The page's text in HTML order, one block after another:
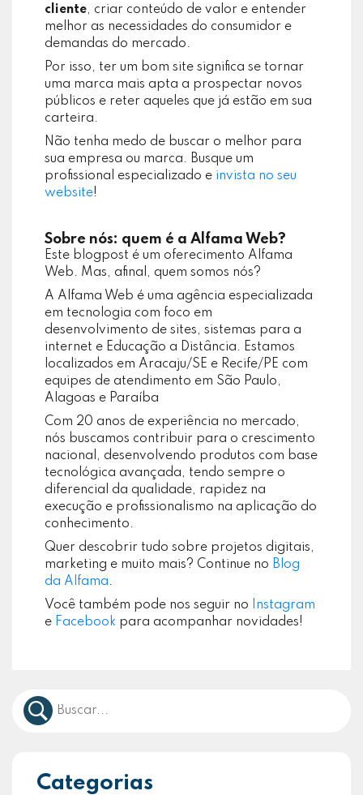
cliente, criar conteúdo de valor e entender
melhor as necessidades do consumidor e
demandas do mercado.
Por isso, ter um bom site significa se tornar
uma marca mais apta a prospectar novos
públicos e reter aqueles que já estão em sua
carteira.
Não tenha medo de buscar o melhor para
sua empresa ou marca. Busque um
profissional especializado e invista no seu
website!
Sobre nós: quem é a Alfama Web?
Este blogpost é um oferecimento Alfama
Web. Mas, afinal, quem somos nós?
A Alfama Web é uma agência especializada
em tecnologia com foco em
desenvolvimento de sites, sistemas para a
internet e Educação a Distância. Estamos
localizados em Aracaju/SE e Recife/PE com
equipes de atendimento em São Paulo,
Alagoas e Paraíba
Com 20 anos de experiência no mercado,
nós buscamos contribuir para o crescimento
nacional, desenvolvendo produtos com base
tecnológica avançada, tendo sempre o
diferencial da qualidade, rapidez na
execução e profissionalismo na aplicação do
conhecimento.
Quer descobrir tudo sobre projetos digitais,
marketing e muito mais? Continue no Blog
da Alfama.
Você também pode nos seguir no
Instagram
e Facebook para acompanhar novidades!
Categorias